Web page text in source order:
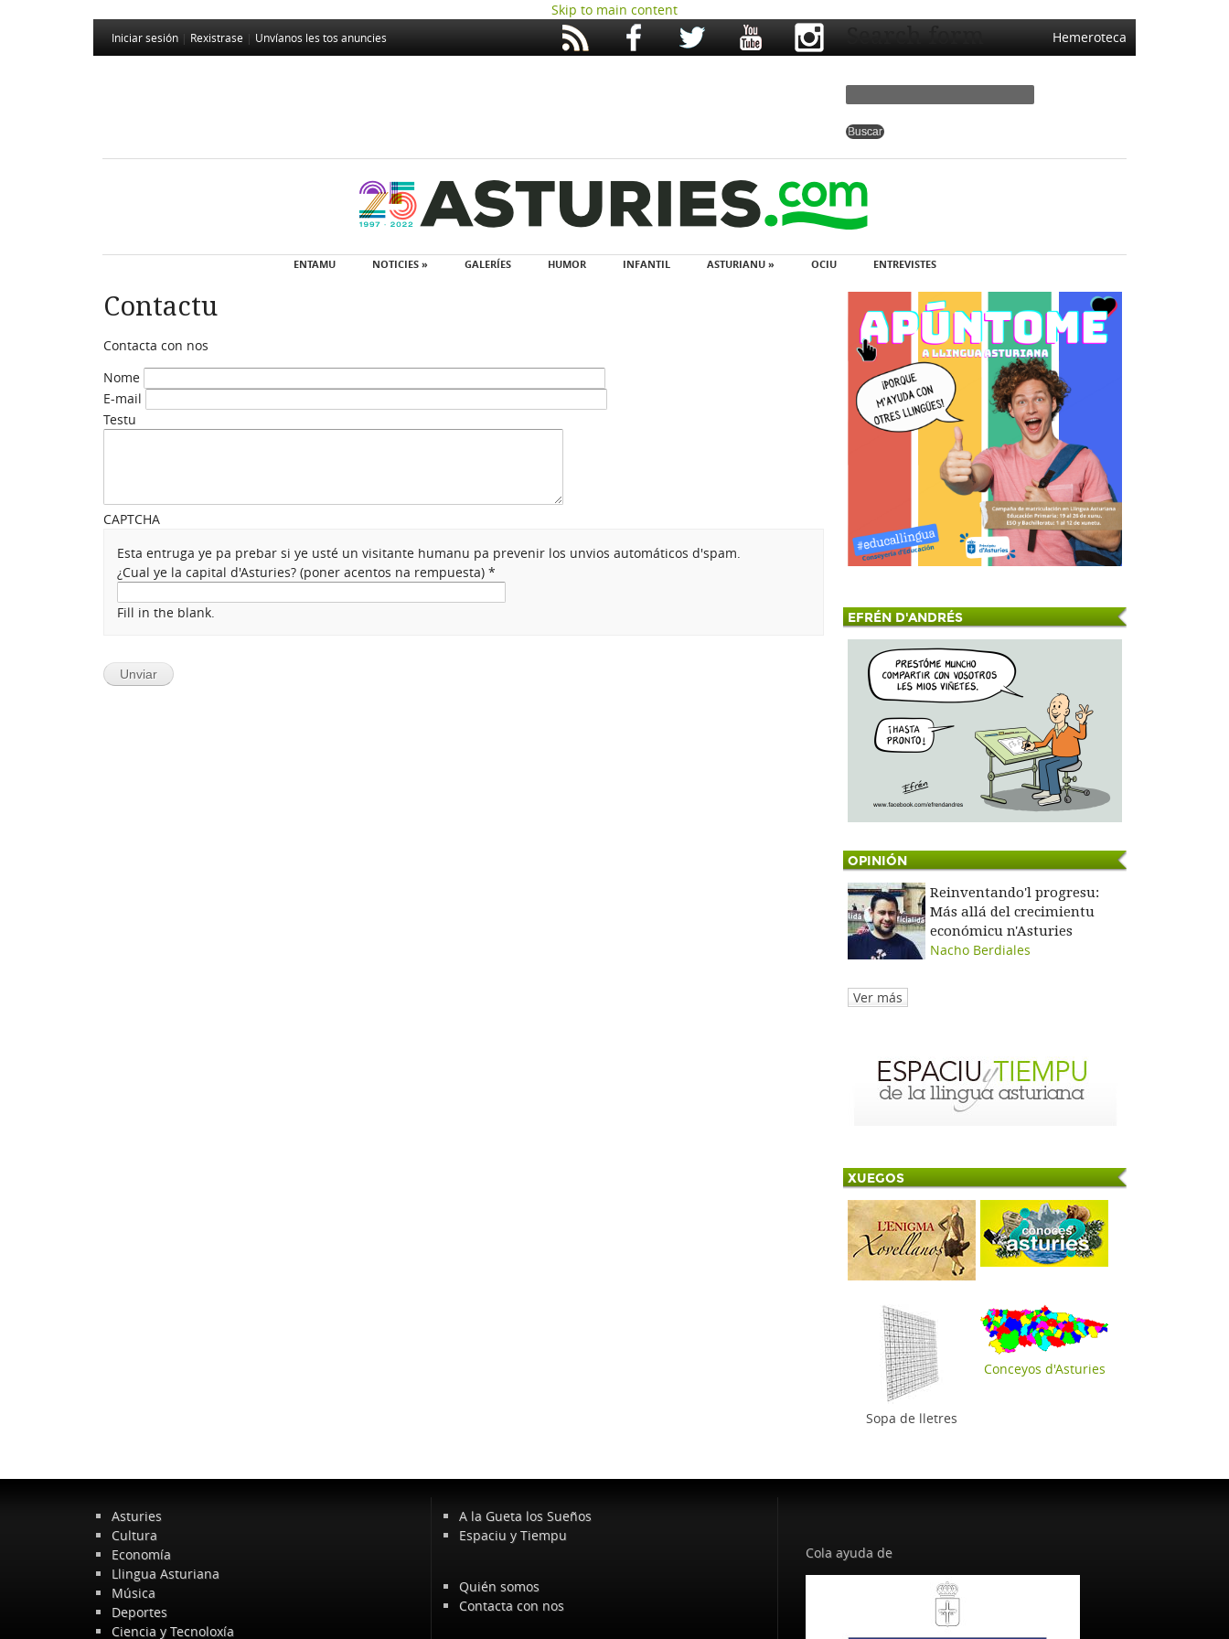
Skip to main content
Iniciar sesión Rexistrase Unvíanos les tos anuncies Hemeroteca
Search form
ENTAMU NOTICIES » GALERÍES HUMOR INFANTIL ASTURIANU » OCIU ENTREVISTES
Contactu
Contacta con nos
Nome
E-mail
Testu
CAPTCHA
Esta entruga ye pa prebar si ye usté un visitante humanu pa prevenir los unvios automáticos d'spam.
¿Cual ye la capital d'Asturies? (poner acentos na rempuesta)*
Fill in the blank. EFRÉN D'ANDRÉS
OPINIÓN
Reinventando'l progresu:
Más allá del crecimientu
económicu n'Asturies
Nacho Berdiales
Ver más
XUEGOS
Sopa de lletres
Conceyos d'Asturies
Asturies
Cultura
Economía
Llingua Asturiana
Música
Deportes
Ciencia y Tecnoloxía
A la Gueta los Sueños
Espaciu y Tiempu
Quién somos
Contacta con nos
Cola ayuda de